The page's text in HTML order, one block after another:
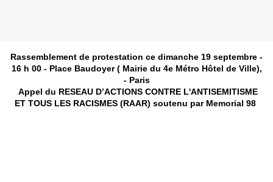
Rassemblement de protestation ce dimanche 19 septembre -
16 h 00 - Place Baudoyer ( Mairie du 4e Métro Hôtel de Ville),
- Paris
Appel du RESEAU D’ACTIONS CONTRE L'ANTISEMITISME
ET TOUS LES RACISMES (RAAR) soutenu par Memorial 98